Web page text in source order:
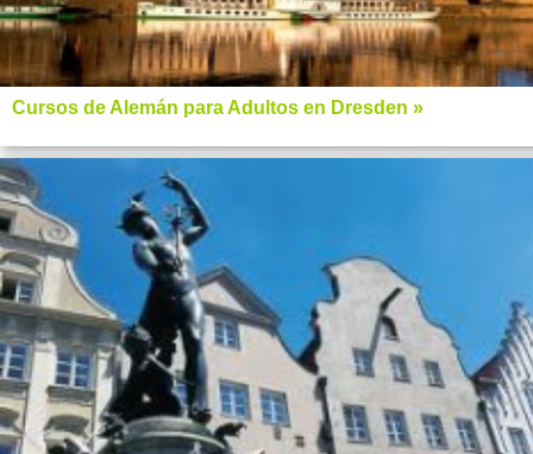
Cursos de Alemán para Adultos en Dresden »